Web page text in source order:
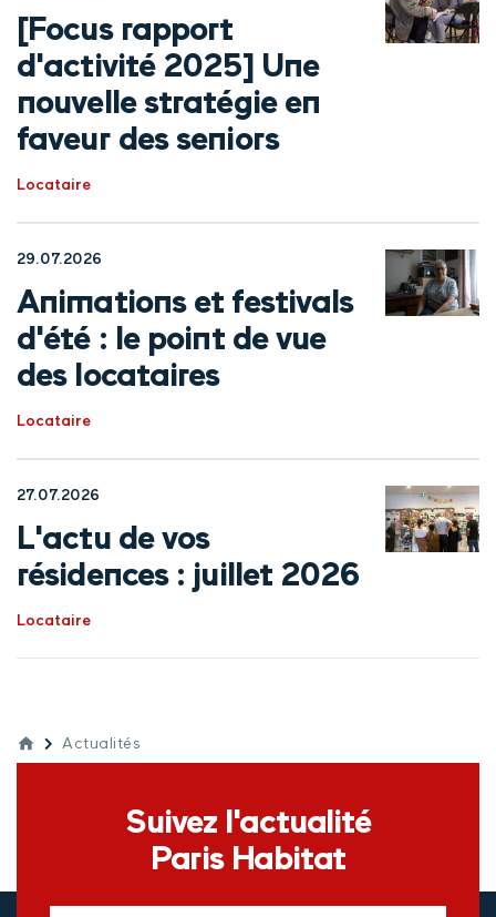
[Focus rapport
d'activité 2025] Une
nouvelle stratégie en
faveur des seniors
Locataire
29.07.2026
Animations et festivals
d'été : le point de vue
des locataires
Locataire
27.07.2026
L'actu de vos
résidences : juillet 2026
Locataire
Actualités
Suivez l'actualité
Paris Habitat